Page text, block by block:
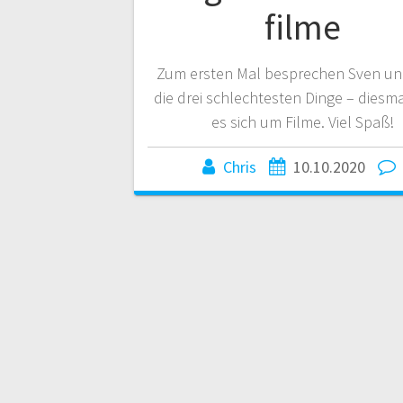
filme
Zum ersten Mal besprechen Sven
die drei schlechtesten Dinge –
es sich um Filme. Viel Spaß!
Chris 10.10.2020